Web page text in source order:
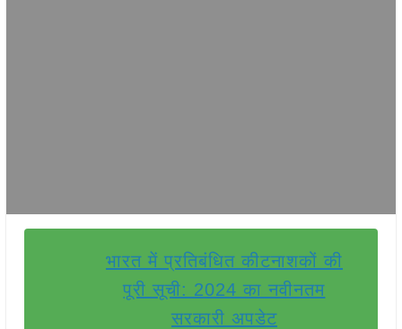
भारत में प्रतिबंधित कीटनाशकों की
पूरी सूची: 2024 का नवीनतम
सरकारी अपडेट